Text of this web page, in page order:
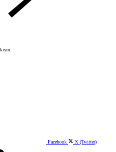
Facebook X (Twitter)